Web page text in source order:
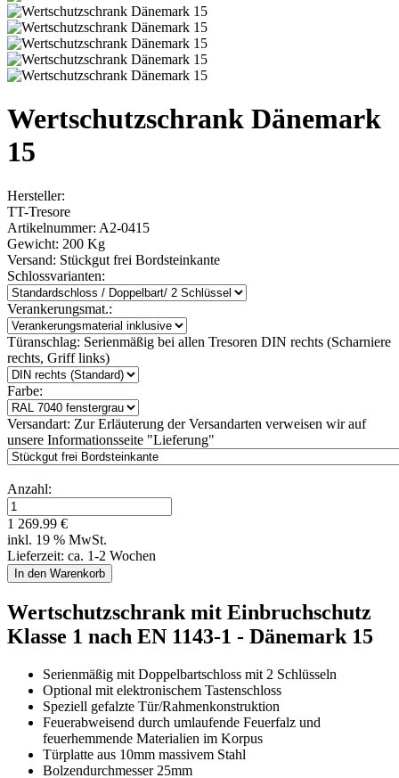
Wertschutzschrank Dänemark
15
Hersteller:
TT-Tresore
Artikelnummer: A2-0415
Gewicht: 200 Kg
Versand: Stückgut frei Bordsteinkante
Schlossvarianten:
Verankerungsmat.:
Türanschlag: Serienmäßig bei allen Tresoren DIN rechts (Scharniere
rechts, Griff links)
Farbe:
Versandart: Zur Erläuterung der Versandarten verweisen wir auf
unsere Informationsseite "Lieferung"
Anzahl:
1 269.99 €
inkl. 19 % MwSt.
Lieferzeit: ca. 1-2 Wochen
Wertschutzschrank mit Einbruchschutz
Klasse 1 nach EN 1143-1 - Dänemark 15
Serienmäßig mit Doppelbartschloss mit 2 Schlüsseln
Optional mit elektronischem Tastenschloss
Speziell gefalzte Tür/Rahmenkonstruktion
Feuerabweisend durch umlaufende Feuerfalz und
feuerhemmende Materialien im Korpus
Türplatte aus 10mm massivem Stahl
Bolzendurchmesser 25mm